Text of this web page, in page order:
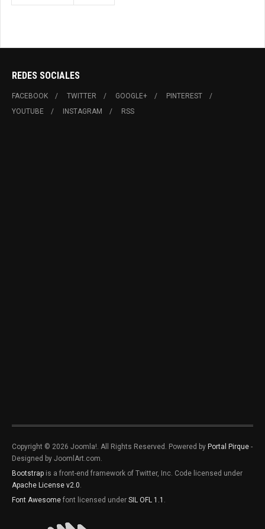
REDES SOCIALES
FACEBOOK TWITTER GOOGLE+
PINTEREST
YOUTUBE
INSTAGRAM RSS
Copyright © 2026 Joomla!. All Rights Reserved. Powered by Portal Pirque -
Designed by JoomlArt.com.
Bootstrap is a front-end framework of Twitter, Inc. Code licensed under
Apache License v2.0.
Font Awesome font licensed under SIL OFL 1.1 .